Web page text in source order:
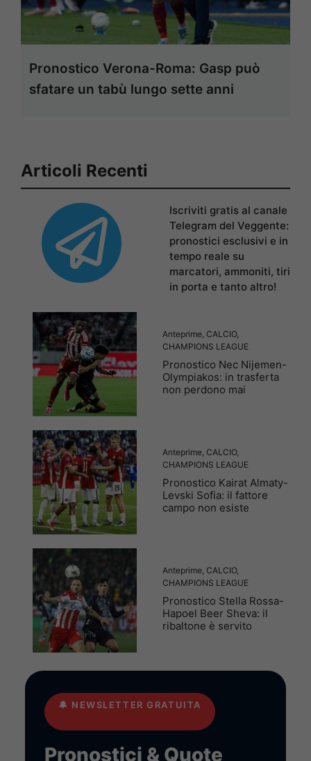
Pronostico Verona-Roma: Gasp può
sfatare un tabù lungo sette anni
Articoli Recenti
Iscriviti gratis al canale
Telegram del Veggente:
pronostici esclusivi e in
tempo reale su
marcatori, ammoniti, tiri
in porta e tanto altro!
Anteprime, CALCIO,
CHAMPIONS LEAGUE
Pronostico Nec Nijemen-
Olympiakos: in trasferta
non perdono mai
Anteprime, CALCIO,
CHAMPIONS LEAGUE
Pronostico Kairat Almaty-
Levski Sofia: il fattore
campo non esiste
Anteprime, CALCIO,
CHAMPIONS LEAGUE
Pronostico Stella Rossa-
Hapoel Beer Sheva: il
ribaltone è servito
🔔 NEWSLETTER GRATUITA
Pronostici & Quote